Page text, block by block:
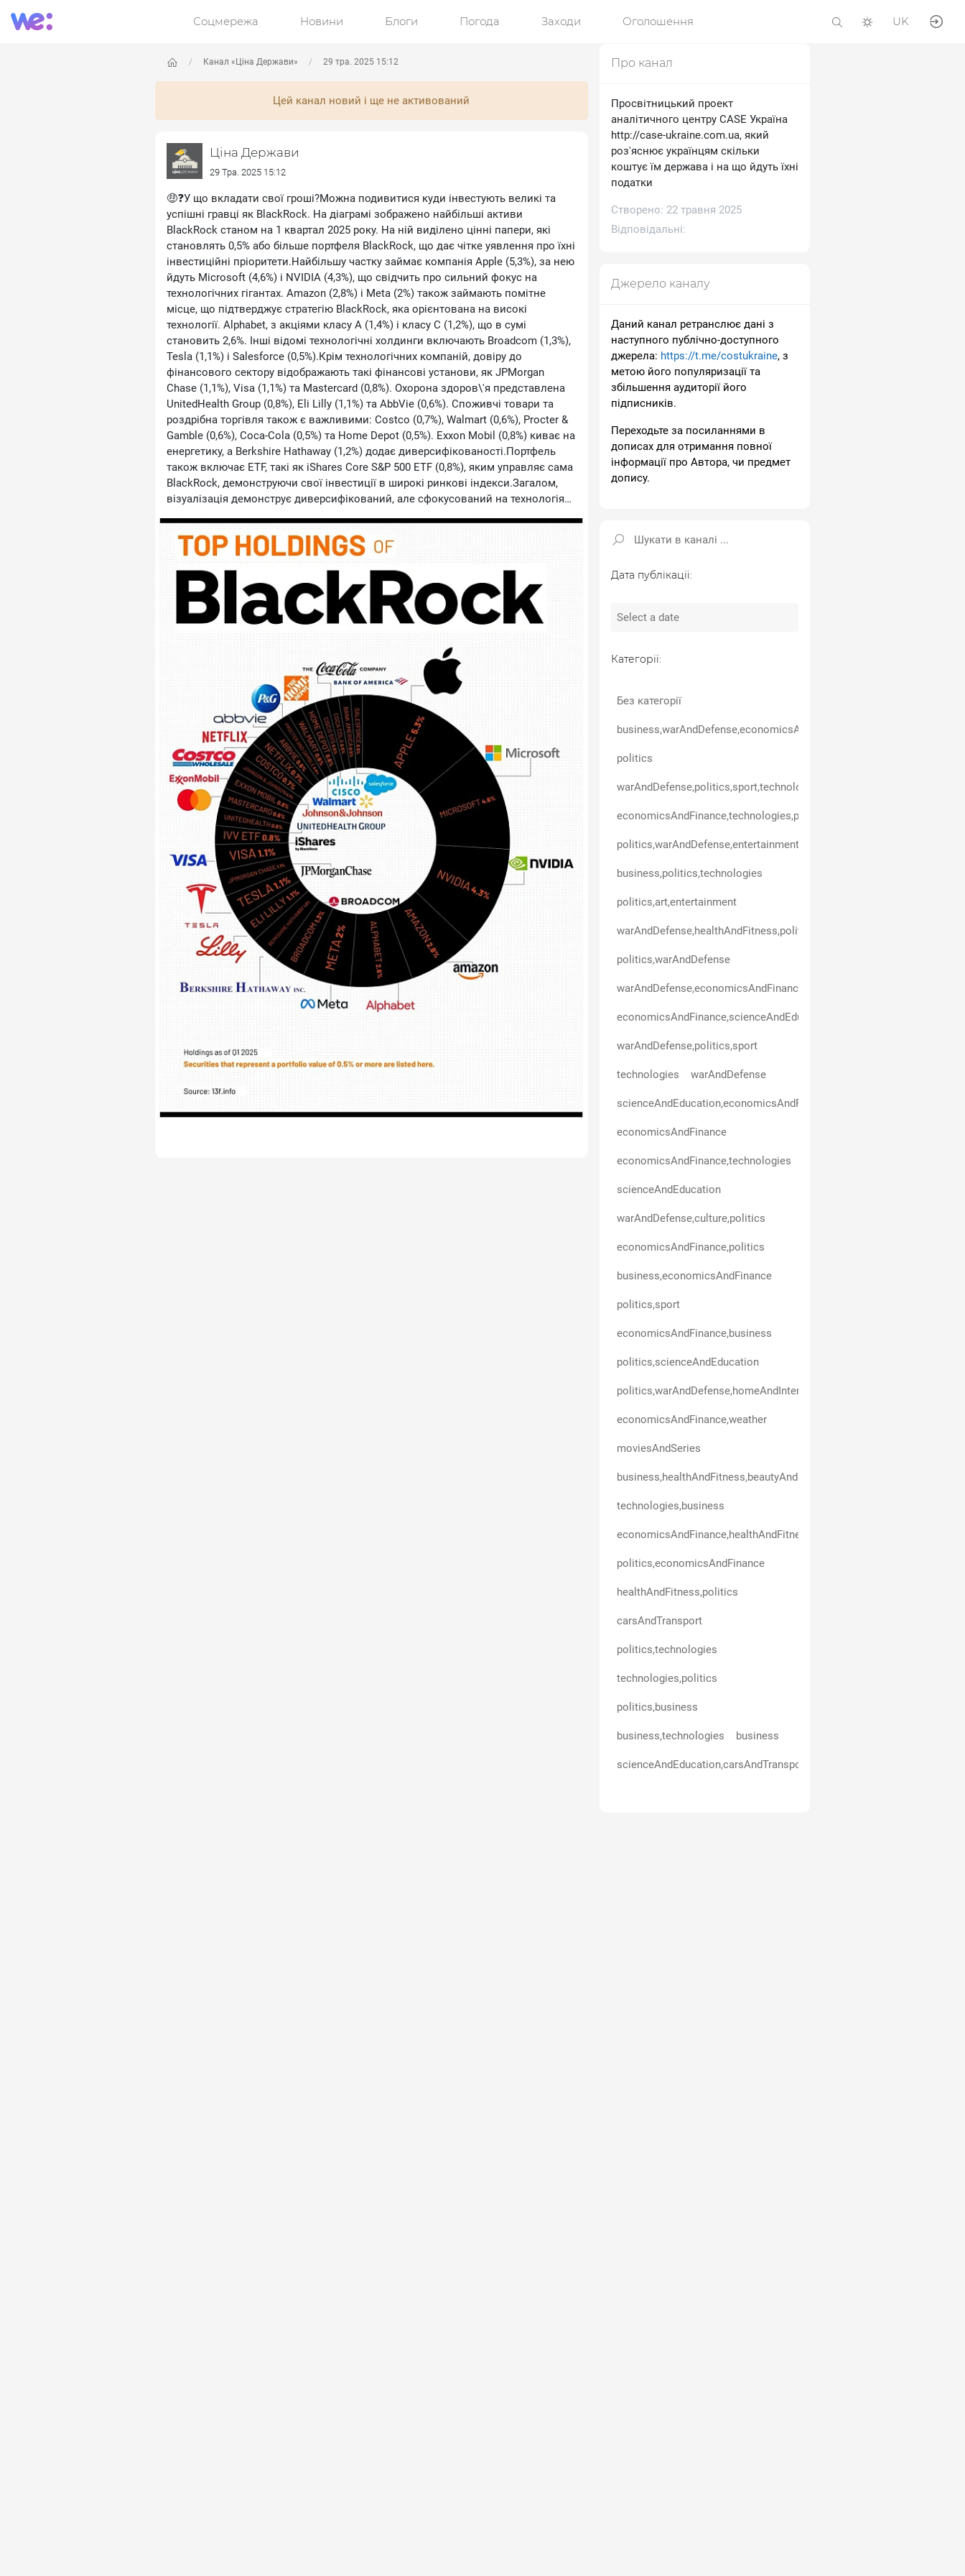
Соцмережа Новини Блоги Погода Заходи Оголошення UK
Канал «Ціна Держави» 29 тра. 2025 15:12
Цей канал новий і ще не активований
Ціна Держави
29 Тра. 2025 15:12
🤑❓У що вкладати свої гроші?Можна подивитися куди інвестують великі та
успішні гравці як BlackRock. На діаграмі зображено найбільші активи
BlackRock станом на 1 квартал 2025 року. На ній виділено цінні папери, які
становлять 0,5% або більше портфеля BlackRock, що дає чітке уявлення про їхні
інвестиційні пріоритети.Найбільшу частку займає компанія Apple (5,3%), за нею
йдуть Microsoft (4,6%) і NVIDIA (4,3%), що свідчить про сильний фокус на
технологічних гігантах. Amazon (2,8%) і Meta (2%) також займають помітне
місце, що підтверджує стратегію BlackRock, яка орієнтована на високі
технології. Alphabet, з акціями класу А (1,4%) і класу С (1,2%), що в сумі
становить 2,6%. Інші відомі технологічні холдинги включають Broadcom (1,3%),
Tesla (1,1%) і Salesforce (0,5%).Крім технологічних компаній, довіру до
фінансового сектору відображають такі фінансові установи, як JPMorgan
Chase (1,1%), Visa (1,1%) та Mastercard (0,8%). Охорона здоров\'я представлена
UnitedHealth Group (0,8%), Eli Lilly (1,1%) та AbbVie (0,6%). Споживчі товари та
роздрібна торгівля також є важливими: Costco (0,7%), Walmart (0,6%), Procter &
Gamble (0,6%), Coca-Cola (0,5%) та Home Depot (0,5%). Exxon Mobil (0,8%) киває на
енергетику, а Berkshire Hathaway (1,2%) додає диверсифікованості.Портфель
також включає ETF, такі як iShares Core S&P 500 ETF (0,8%), яким управляє сама
BlackRock, демонструючи свої інвестиції в широкі ринкові індекси.Загалом,
візуалізація демонструє диверсифікований, але сфокусований на технологіях
охорона здоров\'я та споживчі товари.📩 Підписуйся на \"Ціну держави\"
Про канал
Просвітницький проект
аналітичного центру CASE Україна
http://case-ukraine.com.ua, який
роз'яснює українцям скільки
коштує їм держава і на що йдуть їхні
податки
Створено: 22 травня 2025
Відповідальні:
Джерело каналу
Даний канал ретранслює дані з
наступного публічно-доступного
джерела: https://t.me/costukraine, з
метою його популяризації та
збільшення аудиторії його
підписників.
Переходьте за посиланнями в
дописах для отримання повної
інформації про Автора, чи предмет
допису.
Дата публікації:
Категорії:
Без категорії
politics
warAndDefense,politics,sport,technologies
politics,warAndDefense,entertainment,technologies
business,politics,technologies
politics,art,entertainment
warAndDefense,healthAndFitness,politics
politics,warAndDefense
warAndDefense,economicsAndFinance
warAndDefense,politics,sport
technologies warAndDefense
scienceAndEducation,economicsAndFinance
economicsAndFinance
economicsAndFinance,technologies
scienceAndEducation
warAndDefense,culture,politics
economicsAndFinance,politics
business,economicsAndFinance
politics,sport
economicsAndFinance,business
politics,scienceAndEducation
politics,warAndDefense,homeAndInterior,technologies
economicsAndFinance,weather
moviesAndSeries
business,healthAndFitness,beautyAndStyle,art,politics,entertainment
technologies,business
economicsAndFinance,healthAndFitness
politics,economicsAndFinance
healthAndFitness,politics
carsAndTransport
politics,technologies
technologies,politics
politics,business
business,technologies business
scienceAndEducation,carsAndTransport